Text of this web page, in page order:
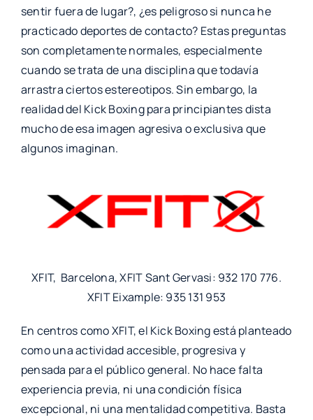
sentir fuera de lugar?, ¿es peligroso si nunca he
practicado deportes de contacto? Estas preguntas
son completamente normales, especialmente
cuando se trata de una disciplina que todavía
arrastra ciertos estereotipos. Sin embargo, la
realidad del Kick Boxing para principiantes dista
mucho de esa imagen agresiva o exclusiva que
algunos imaginan.
XFIT, Barcelona, XFIT Sant Gervasi: 932 170 776.
XFIT Eixample: 935 131 953
En centros como XFIT, el Kick Boxing está planteado
como una actividad accesible, progresiva y
pensada para el público general. No hace falta
experiencia previa, ni una condición física
excepcional, ni una mentalidad competitiva. Basta